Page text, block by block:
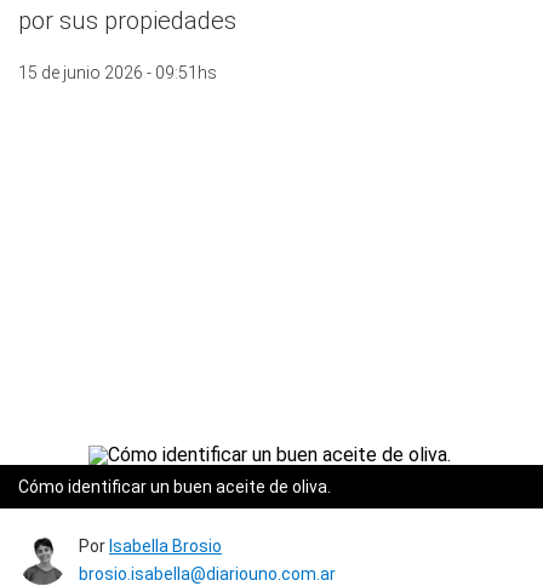
por sus propiedades
15 de junio 2026 - 09:51hs
Cómo identificar un buen aceite de oliva.
Por Isabella Brosio
brosio.isabella@diariouno.com.ar